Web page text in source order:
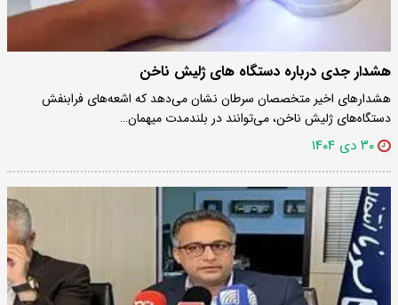
هشدار جدی درباره دستگاه های ژلیش ناخن
هشدارهای اخیر متخصصان سرطان نشان می‌دهد که اشعه‌های فرابنفش
دستگاه‌های ژلیش ناخن، می‌توانند در بلندمدت میهمان…
۳۰ دی ۱۴۰۴